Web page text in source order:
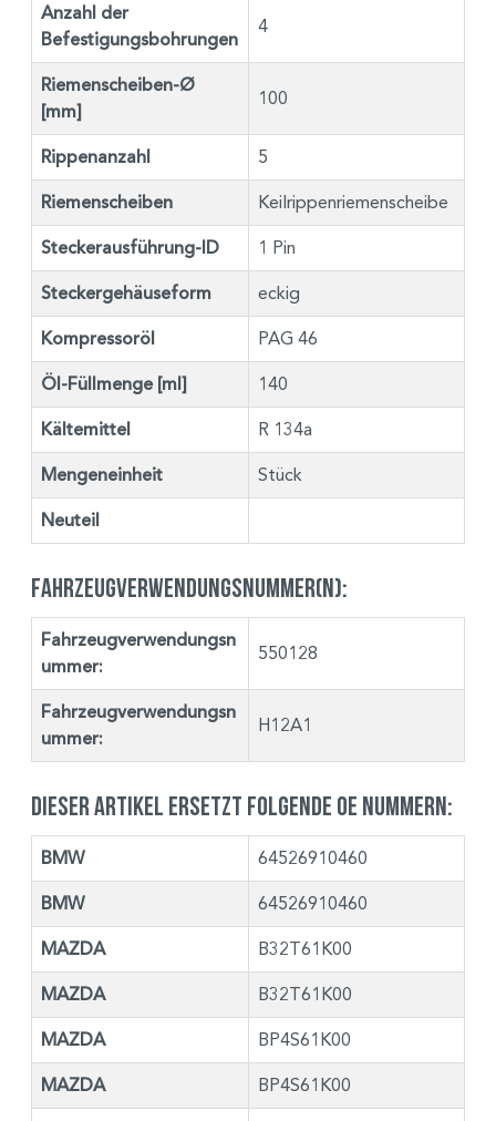
Anzahl der
Befestigungsbohrungen
4
Riemenscheiben-Ø
[mm]
100
Rippenanzahl 5
Riemenscheiben Keilrippenriemenscheibe
Steckerausführung-ID 1 Pin
Steckergehäuseform eckig
Kompressoröl PAG 46
Öl-Füllmenge [ml] 140
Kältemittel R 134a
Mengeneinheit Stück
Neuteil
Fahrzeugverwendungsnummer(n):
Fahrzeugverwendungsn
ummer:
550128
Fahrzeugverwendungsn
ummer:
H12A1
Dieser Artikel ersetzt folgende OE Nummern:
BMW 64526910460
BMW 64526910460
MAZDA B32T61K00
MAZDA B32T61K00
MAZDA BP4S61K00
MAZDA BP4S61K00